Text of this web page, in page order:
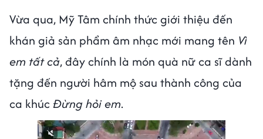
Vừa qua, Mỹ Tâm chính thức giới thiệu đến
khán giả sản phẩm âm nhạc mới mang tên Vì
em tất cả, đây chính là món quà nữ ca sĩ dành
tặng đến người hâm mộ sau thành công của
ca khúc Đừng hỏi em.